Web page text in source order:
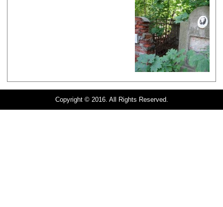
Copyright © 2016. All Rights Reserved.